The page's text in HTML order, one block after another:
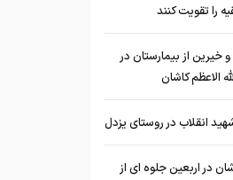
را تقویت کنند
خیرین از بیمارستان در
الاعظم کاشان
انقلاب در روستای یزدل
در اربعین جلوه ای از